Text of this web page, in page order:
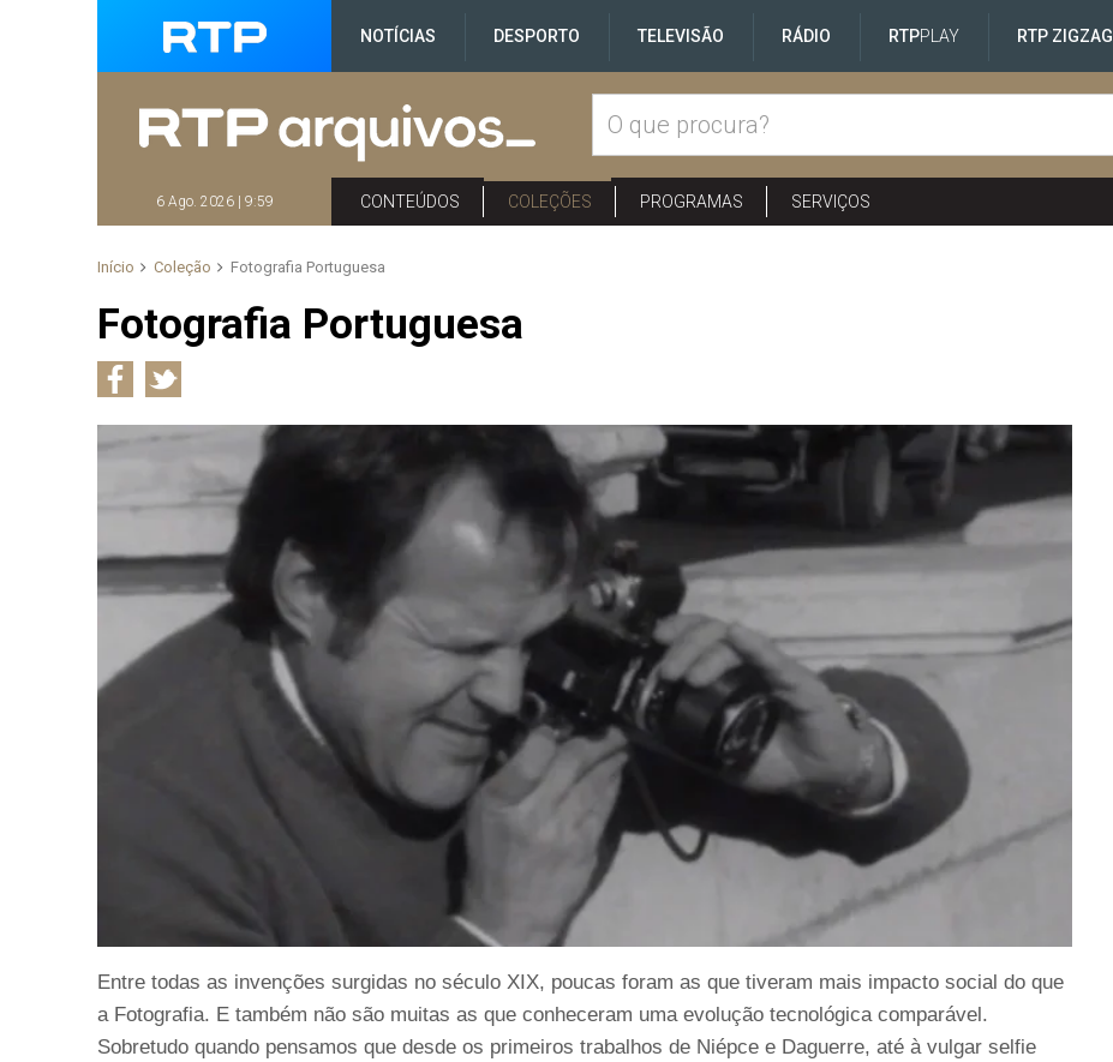
NOTÍCIAS DESPORTO TELEVISÃO RÁDIO RTPPLAY RTP ZIGZAG
6 Ago. 2026 | 9:59 CONTEÚDOS COLEÇÕES PROGRAMAS SERVIÇOS
Início Coleção Fotografia Portuguesa
Fotografia Portuguesa
Entre todas as invenções surgidas no século XIX, poucas foram as que tiveram mais impacto social do que
a Fotografia. E também não são muitas as que conheceram uma evolução tecnológica comparável.
Sobretudo quando pensamos que desde os primeiros trabalhos de Niépce e Daguerre, até à vulgar selfie